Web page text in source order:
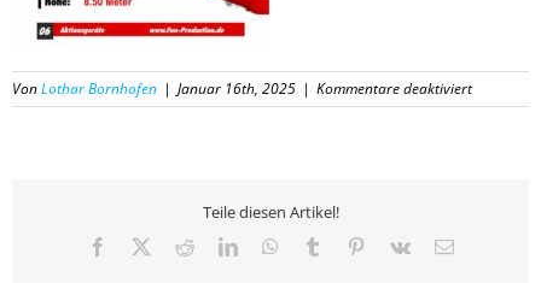
VonLothar Bornhofen | Januar 16th, 2025 | Kommentare deaktiviertfür
06
Teile diesen Artikel!
Facebook RedditLinkedInWhatsApp
Tumblr Pinterest
Vk
E-